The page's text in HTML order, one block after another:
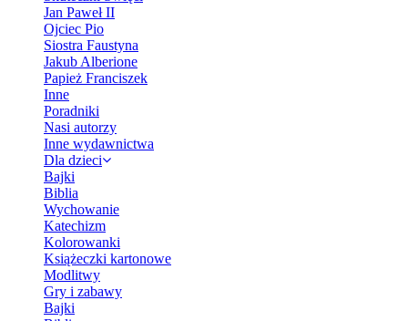
Jan Paweł II
Ojciec Pio
Siostra Faustyna
Jakub Alberione
Papież Franciszek
Inne
Poradniki
Nasi autorzy
Inne wydawnictwa
Dla dzieci
Bajki
Biblia
Wychowanie
Katechizm
Kolorowanki
Książeczki kartonowe
Modlitwy
Gry i zabawy
Bajki